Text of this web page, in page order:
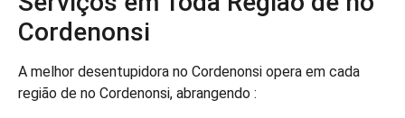
Cordenonsi
A melhor desentupidora no Cordenonsi opera em cada
região de no Cordenonsi, abrangendo :